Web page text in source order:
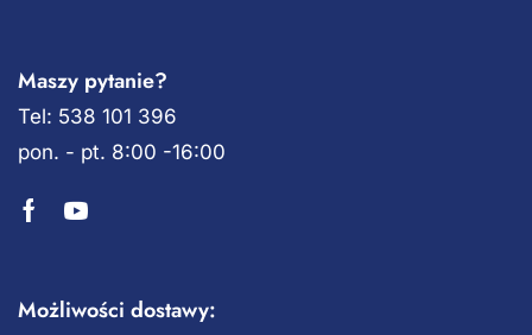
Maszy pytanie?
Tel: 538 101 396
pon. - pt. 8:00 -16:00
Możliwości dostawy: